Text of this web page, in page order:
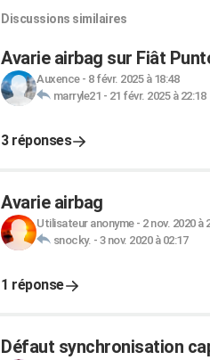
Discussions similaires
Avarie airbag sur Fiât
Auxence- 8 févr. 2025 à 18:48
marryle21 - 21 févr. 2025 à 22:18
3 réponses
Avarie airbag
Utilisateur anonyme- 2 nov. 2020 à
snocky. - 3 nov. 2020 à 02:17
1 réponse
Défaut synchronisation